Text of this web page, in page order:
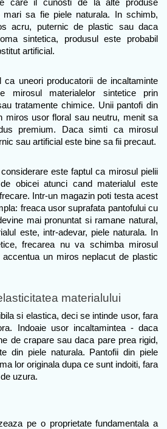
care il cunosti de la alte produse
mari sa fie piele naturala. In schimb,
acru, puternic de plastic sau daca
sintetica, produsul este probabil
artificial.
uneori producatorii de incaltaminte
mirosul materialelor sintetice prin
tratamente chimice. Unii pantofi din
miros usor floral sau neutru, menit sa
premium. Daca simti ca mirosul
sau artificial este bine sa fii precaut.
este faptul ca mirosul pielii
obicei atunci cand materialul este
Intr-un magazin poti testa acest
freaca usor suprafata pantofului cu
mai pronuntat si ramane natural,
este, intr-adevar, piele naturala. In
frecarea nu va schimba mirosul
un miros neplacut de plastic
materialului
si elastica, deci se intinde usor, fara
Indoaie usor incaltamintea - daca
de crapare sau daca pare prea rigid,
din piele naturala. Pantofii din piele
lor originala dupa ce sunt indoiti, fara
uzura.
pe o proprietate fundamentala a